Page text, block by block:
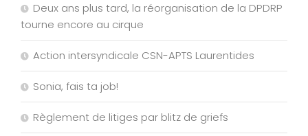
Deux ans plus tard, la réorganisation de la DPDRP
tourne encore au cirque
Action intersyndicale CSN-APTS Laurentides
Sonia, fais ta job!
Règlement de litiges par blitz de griefs